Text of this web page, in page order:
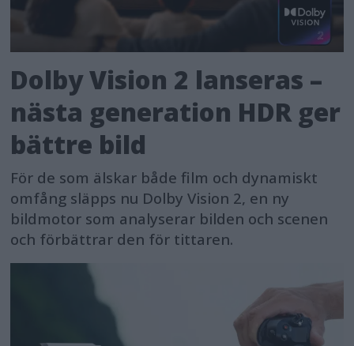
Dolby Vision 2 lanseras –
nästa generation HDR ger
bättre bild
För de som älskar både film och dynamiskt
omfång släpps nu Dolby Vision 2, en ny
bildmotor som analyserar bilden och scenen
och förbättrar den för tittaren.